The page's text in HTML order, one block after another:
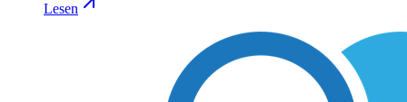
Lesen